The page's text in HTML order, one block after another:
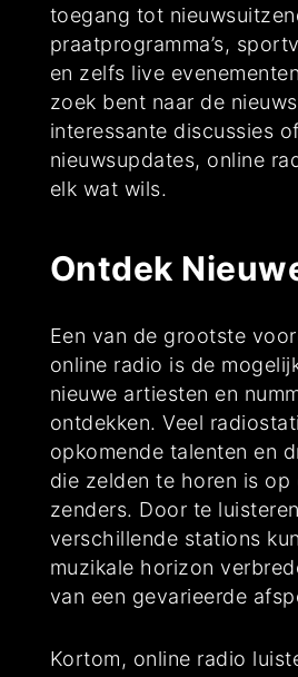
toegang tot
praatprogramma’s,
en zelfs live
zoek bent naar de
interessante discussies
nieuwsupdates, online
elk wat wils.
Ontdek
Een van de grootste
online radio is de
nieuwe artiesten en
ontdekken. Veel
opkomende talenten en
die zelden te horen is op
zenders. Door te
verschillende stations
muzikale horizon
van een gevarieerde
Kortom, online radio